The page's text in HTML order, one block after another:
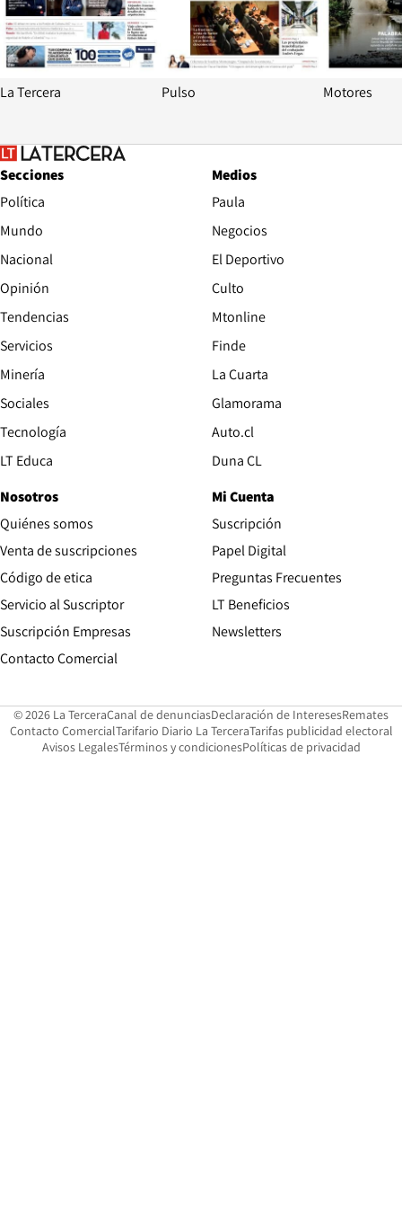
La Tercera Pulso Motores
Secciones
Política
Mundo
Nacional
Opinión
Tendencias
Servicios
Minería
Sociales
Tecnología
LT Educa
Medios
Paula
Negocios
El Deportivo
Culto
Mtonline
Finde
La Cuarta
Glamorama
Auto.cl
Duna CL
Nosotros
Quiénes somos
Venta de suscripciones
Código de etica Opens in new window
Servicio al Suscriptor
Suscripción Empresas
Contacto Comercial
Mi Cuenta
Suscripción
Papel Digital
Preguntas Frecuentes
LT Beneficios
Newsletters
© 2026 La TerceraCanal de denunciasOpens in new window
Declaración de InteresesOpens in
Remates
Contacto ComercialOpens in new window
Tarifario Diario La TerceraOpens in new window
Tarifas publicidad electoral
Avisos LegalesOpens in new window
Términos y condicionesPolíticas de privacidad